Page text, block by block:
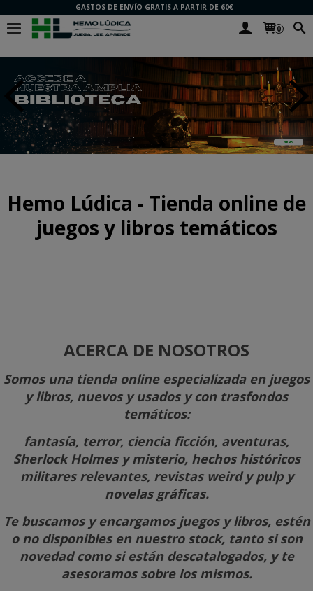
GASTOS DE ENVÍO GRATIS A PARTIR DE 60€
0
Hemo Lúdica - Tienda online de
juegos y libros temáticos
ACERCA DE NOSOTROS
Somos una tienda online especializada en juegos
y libros, nuevos y usados y con trasfondos
temáticos:
fantasía, terror, ciencia ficción, aventuras,
Sherlock Holmes y misterio, hechos históricos
militares relevantes, revistas weird y pulp y
novelas gráficas.
Te buscamos y encargamos juegos y libros, estén
o no disponibles en nuestro stock, tanto si son
novedad como si están descatalogados, y te
asesoramos sobre los mismos.